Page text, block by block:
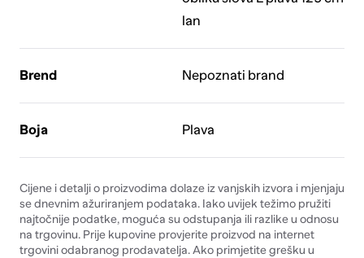
lan
Brend Nepoznati brand
Boja Plava
Cijene i detalji o proizvodima dolaze iz vanjskih izvora i mjenjaju
se dnevnim ažuriranjem podataka. Iako uvijek težimo pružiti
najtočnije podatke, moguća su odstupanja ili razlike u odnosu
na trgovinu. Prije kupovine provjerite proizvod na internet
trgovini odabranog prodavatelja. Ako primjetite grešku u